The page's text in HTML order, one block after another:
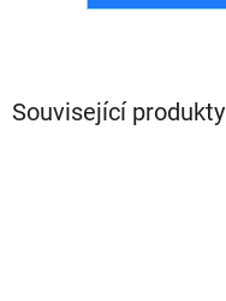
Související produkty